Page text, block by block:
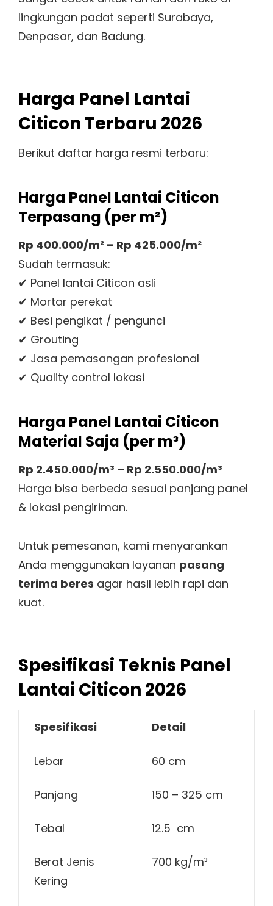
lingkungan padat seperti Surabaya,
Denpasar, dan Badung.
Harga Panel Lantai
Citicon Terbaru 2026
Berikut daftar harga resmi terbaru:
Harga Panel Lantai Citicon
Terpasang (per m²)
Rp 400.000/m² – Rp 425.000/m²
Sudah termasuk:
✔ Panel lantai Citicon asli
✔ Mortar perekat
✔ Besi pengikat / pengunci
✔ Grouting
✔ Jasa pemasangan profesional
✔ Quality control lokasi
Harga Panel Lantai Citicon
Material Saja (per m³)
Rp 2.450.000/m³ – Rp 2.550.000/m³
Harga bisa berbeda sesuai panjang panel
& lokasi pengiriman.
Untuk pemesanan, kami menyarankan
Anda menggunakan layanan pasang
terima beres agar hasil lebih rapi dan
kuat.
Spesifikasi Teknis Panel
Lantai Citicon 2026
Spesifikasi Detail
Lebar 60 cm
Panjang 150 – 325 cm
Tebal 12.5 cm
Berat Jenis
Kering
700 kg/m³